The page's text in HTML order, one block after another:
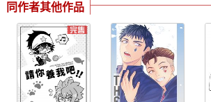
同作者其他作品